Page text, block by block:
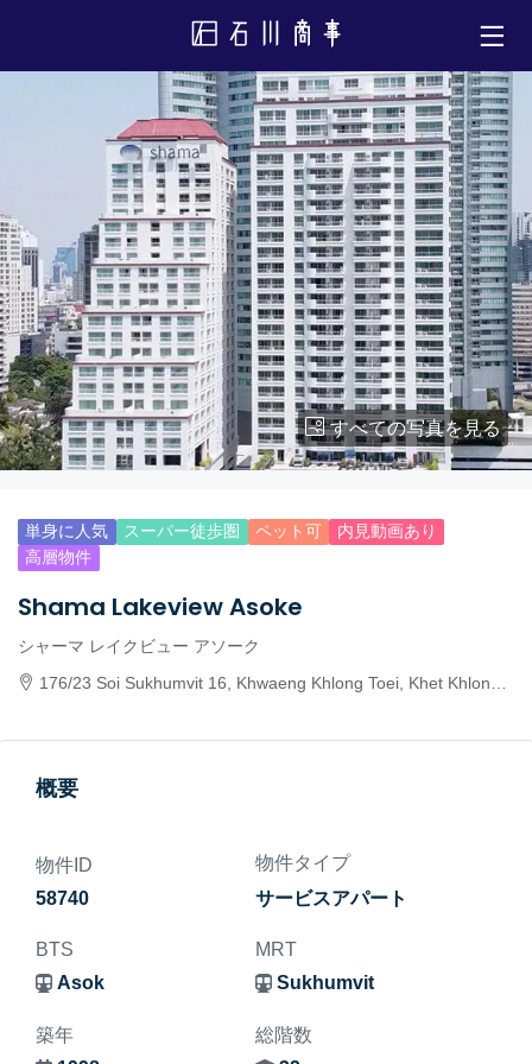
すべての写真を見る
単身に人気 スーパー徒歩圏 ペット可
内見動画あり
高層物件
Shama Lakeview Asoke
シャーマ レイクビュー アソーク
176/23 Soi Sukhumvit 16, Khwaeng Khlong Toei, Khet Khlong Toei, Krung Thep Maha Nakhon 10110, Thailand
概要
物件ID
58740
物件タイプ
サービスアパート
BTS
Asok
MRT
Sukhumvit
築年
総階数